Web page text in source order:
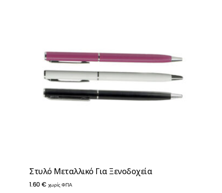
Στυλό Μεταλλικό Για Ξενοδοχεία
1.60 € χωρίς ΦΠΑ